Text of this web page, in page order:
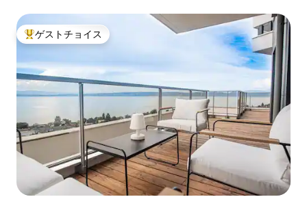
大好評のゲストチョイスです。
ゲストチョイス